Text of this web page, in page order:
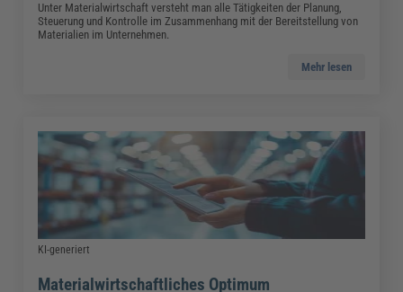
Unter Materialwirtschaft versteht man alle Tätigkeiten der Planung,
Steuerung und Kontrolle im Zusammenhang mit der Bereitstellung von
Materialien im Unternehmen.
Mehr lesen
KI-generiert
Materialwirtschaftliches Optimum